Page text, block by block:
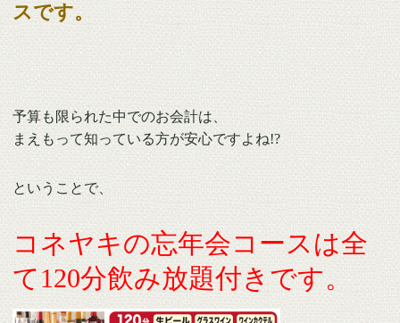
スです。
予算も限られた中でのお会計は、
まえもって知っている方が安心ですよね!?
ということで、
コネヤキの忘年会コースは全
て120分飲み放題付きです。